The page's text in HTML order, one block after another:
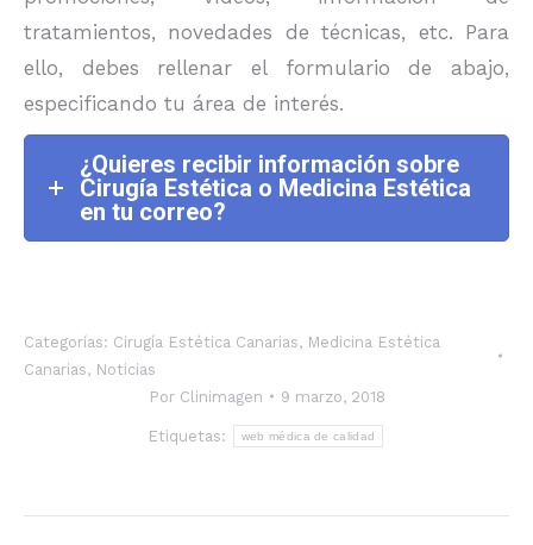
tratamientos, novedades de técnicas, etc. Para
ello, debes rellenar el formulario de abajo,
especificando tu área de interés.
¿Quieres recibir información sobre
Cirugía Estética o Medicina Estética
en tu correo?
Categorías: Cirugía Estética Canarias, Medicina Estética
Canarias, Noticias
Por Clinimagen 9 marzo, 2018
Etiquetas: web médica de calidad